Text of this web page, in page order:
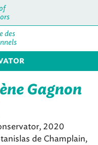
des
Gagnon
2020
de Champlain,